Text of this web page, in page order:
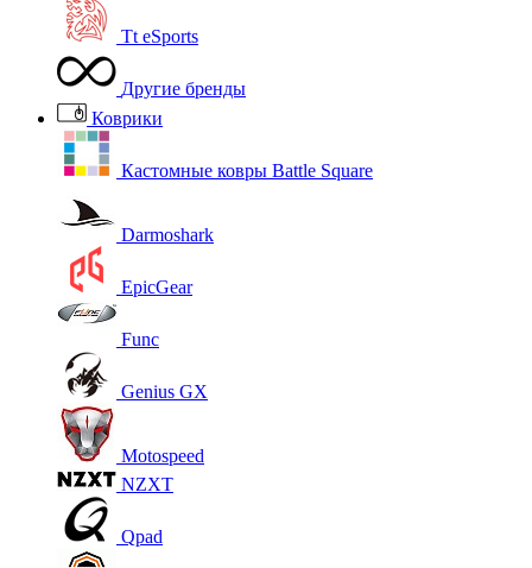
Tt eSports
Другие бренды
Коврики
Кастомные ковры Battle Square
Darmoshark
EpicGear
Func
Genius GX
Motospeed
NZXT
Qpad